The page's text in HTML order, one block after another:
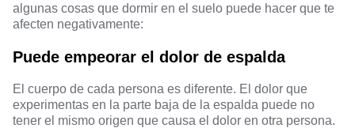
algunas cosas que dormir en el suelo puede hacer que te
afecten negativamente:
Puede empeorar el dolor de espalda
El cuerpo de cada persona es diferente. El dolor que
experimentas en la parte baja de la espalda puede no
tener el mismo origen que causa el dolor en otra persona.